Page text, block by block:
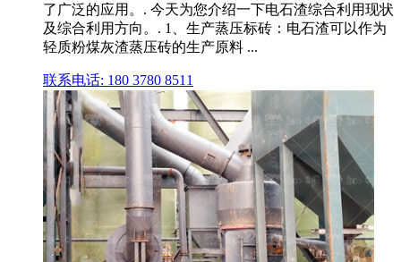
了广泛的应用。. 今天为您介绍一下电石渣综合利用现状
及综合利用方向。. 1、生产蒸压标砖：电石渣可以作为
轻质粉煤灰渣蒸压砖的生产原料 ...
联系电话: 180 3780 8511